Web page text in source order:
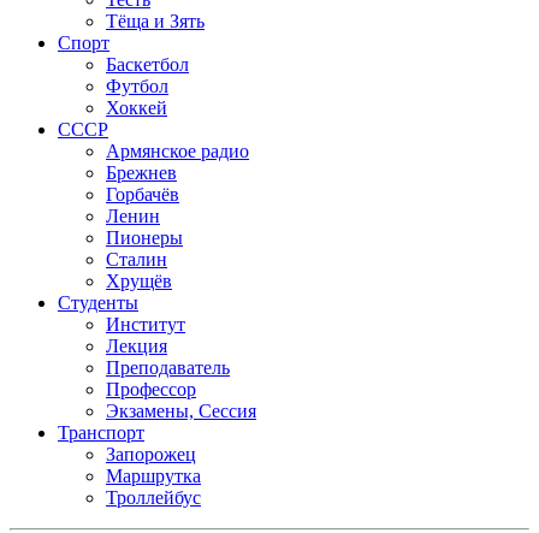
Тёща и Зять
Спорт
Баскетбол
Футбол
Хоккей
СССР
Армянское радио
Брежнев
Горбачёв
Ленин
Пионеры
Сталин
Хрущёв
Студенты
Институт
Лекция
Преподаватель
Профессор
Экзамены, Сессия
Транспорт
Запорожец
Маршрутка
Троллейбус